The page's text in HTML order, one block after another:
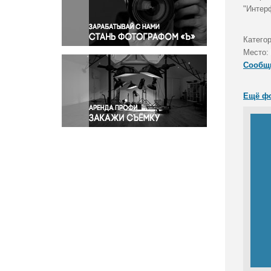
Правосудие
Происшествия и конфликты
Религия
Светская жизнь
Спорт
Экология
Экономика и бизнес
Место:
Ещё